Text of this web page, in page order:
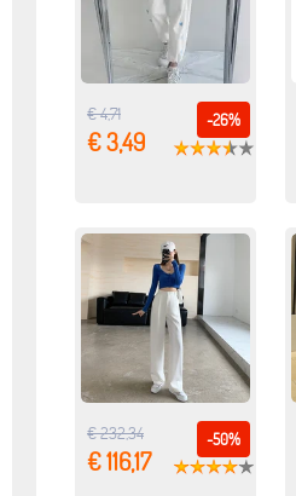
-26%
€ 4,71
€ 3,49
-50%
€ 232,34
€ 116,17